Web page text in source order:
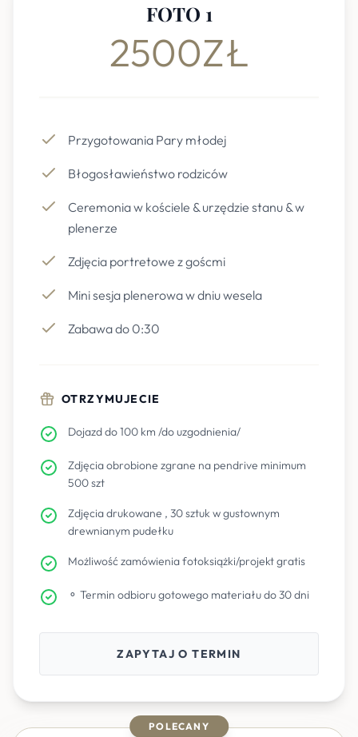
FOTO 1
2500ZŁ
Przygotowania Pary młodej
Błogosławieństwo rodziców
Ceremonia w kościele & urzędzie stanu & w
plenerze
Zdjęcia portretowe z goścmi
Mini sesja plenerowa w dniu wesela
Zabawa do 0:30
OTRZYMUJECIE
Dojazd do 100 km /do uzgodnienia/
Zdjęcia obrobione zgrane na pendrive minimum
500 szt
Zdjęcia drukowane , 30 sztuk w gustownym
drewnianym pudełku
Możliwość zamówienia fotoksiążki/projekt gratis
⚬ Termin odbioru gotowego materiału do 30 dni
ZAPYTAJ O TERMIN
POLECANY